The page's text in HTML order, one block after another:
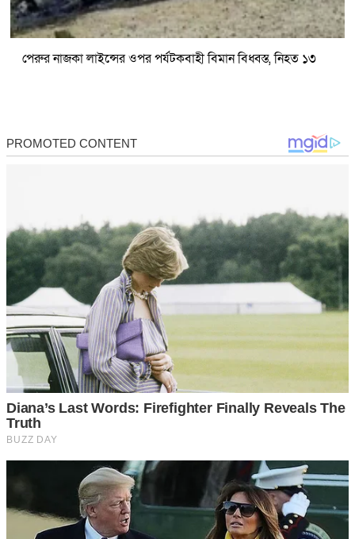
পেরুর নাজকা লাইন্সের ওপর পর্যটকবাহী বিমান বিধ্বস্ত, নিহত ১৩